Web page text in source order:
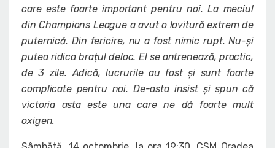
care este foarte important pentru noi. La meciul
din Champions League a avut o lovitură extrem de
puternică. Din fericire, nu a fost nimic rupt. Nu-și
putea ridica brațul deloc. El se antrenează, practic,
de 3 zile. Adică, lucrurile au fost și sunt foarte
complicate pentru noi. De-asta insist și spun că
victoria asta este una care ne dă foarte mult
oxigen.